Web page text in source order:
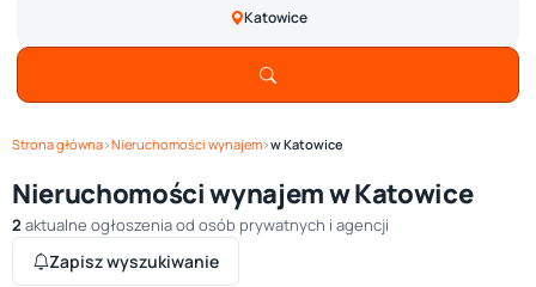
Katowice
Strona główna›Nieruchomości wynajem›w Katowice
Nieruchomości wynajem w Katowice
2 aktualne ogłoszenia od osób prywatnych i agencji
Zapisz wyszukiwanie